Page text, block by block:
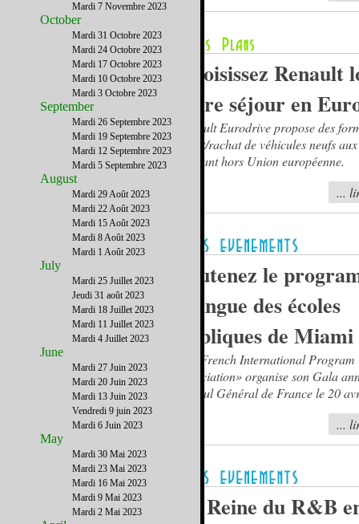
Choisissez Renault
votre séjour en
Renault Eurodrive propose des
achat/rachat de véhicules neufs
résidant hors Union européenne.
...
Soutenez le
bilingue des écoles
publiques de Miami
La «French International Program
Association» organise son Gala
Consul Général de France le 20
...
La Reine du R&B
Mardi 7 Novembre 2023
October
Mardi 31 Octobre 2023
Mardi 24 Octobre 2023
Mardi 17 Octobre 2023
Mardi 10 Octobre 2023
Mardi 3 Octobre 2023
September
Mardi 26 Septembre 2023
Mardi 19 Septembre 2023
Mardi 12 Septembre 2023
Mardi 5 Septembre 2023
August
Mardi 29 Août 2023
Mardi 22 Août 2023
Mardi 15 Août 2023
Mardi 8 Août 2023
Mardi 1 Août 2023
July
Mardi 25 Juillet 2023
Jeudi 31 août 2023
Mardi 18 Juillet 2023
Mardi 11 Juillet 2023
Mardi 4 Juillet 2023
June
Mardi 27 Juin 2023
Mardi 20 Juin 2023
Mardi 13 Juin 2023
Vendredi 9 juin 2023
Mardi 6 Juin 2023
May
Mardi 30 Mai 2023
Mardi 23 Mai 2023
Mardi 16 Mai 2023
Mardi 9 Mai 2023
Mardi 2 Mai 2023